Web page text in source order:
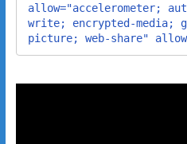
allow="accelerometer;
write; encrypted-media;
picture; web-share"